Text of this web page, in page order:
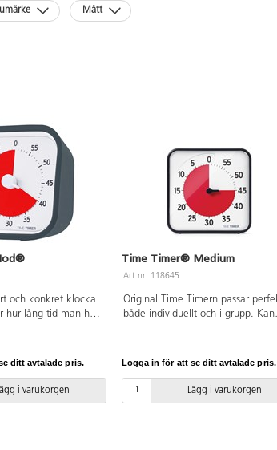
Mått
och konkret klocka
hur lång tid man har
röda fältet minskar
min. Perfekt att
grupp, vid
ditt avtalade pris.
i varukorgen
Time Timer® Medium
Art.nr: 118645
Original Time Timern passar
både individuellt och i grupp. Kan
magnetisk baksida. På/av-knapp
Material: ABS och PC.
Logga in för att se ditt avtalade pris.
Lägg i varukorgen